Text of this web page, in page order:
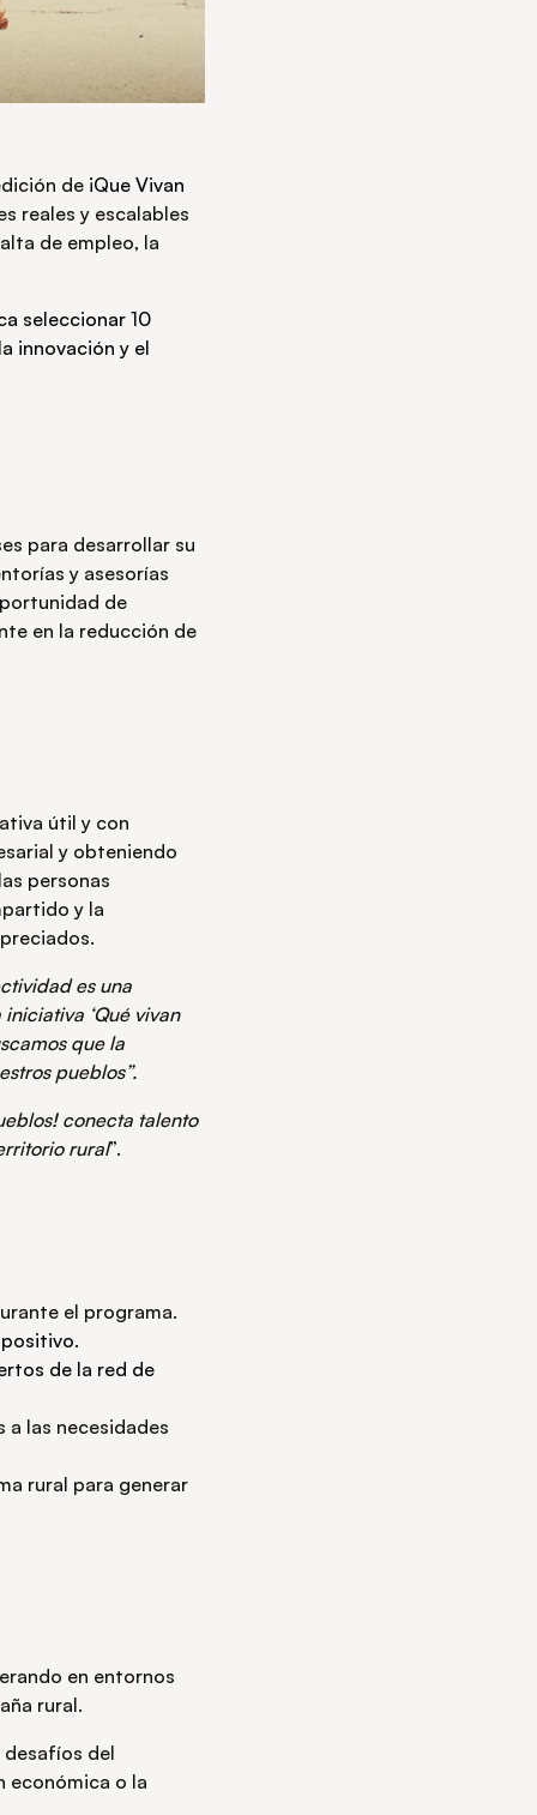
de ¡Que Vivan
reales y escalables
de empleo, la
seleccionar 10
innovación y el
para desarrollar su
y asesorías
de
en la reducción de
útil y con
y obteniendo
personas
y la
es una
‘Qué vivan
que la
pueblos”.
conecta talento
rural”.
el programa.
de la red de
las necesidades
rural para generar
en entornos
rural.
desafíos del
económica o la